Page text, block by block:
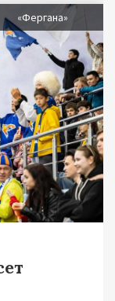
«Фергана»